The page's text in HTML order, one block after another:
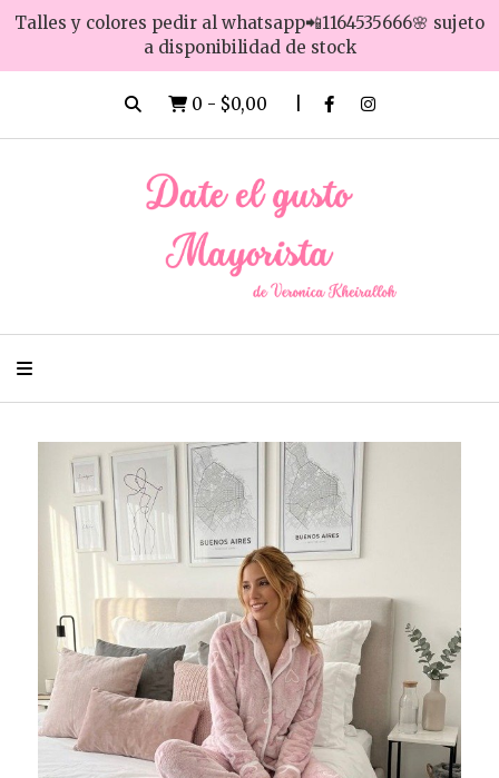
Talles y colores pedir al whatsapp📲1164535666🌸 sujeto
a disponibilidad de stock
0 - $0,00